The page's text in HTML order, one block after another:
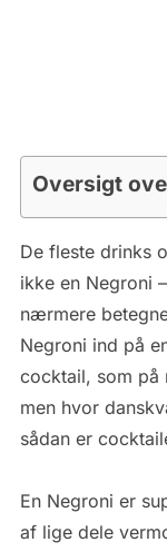
Oversigt
De fleste drinks
ikke en Negroni
nærmere
Negroni ind på
cocktail, som på
men hvor
sådan er
En Negroni er
af lige dele